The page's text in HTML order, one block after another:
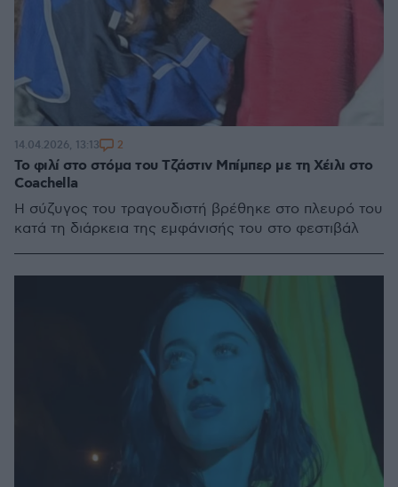
Το φιλί στο στόμα του Τζάστιν Μπίμπερ με τη Χέιλι στο
Coachella
Η σύζυγος του τραγουδιστή βρέθηκε στο πλευρό του
κατά τη διάρκεια της εμφάνισής του στο φεστιβάλ
14.04.2026, 13:13 2